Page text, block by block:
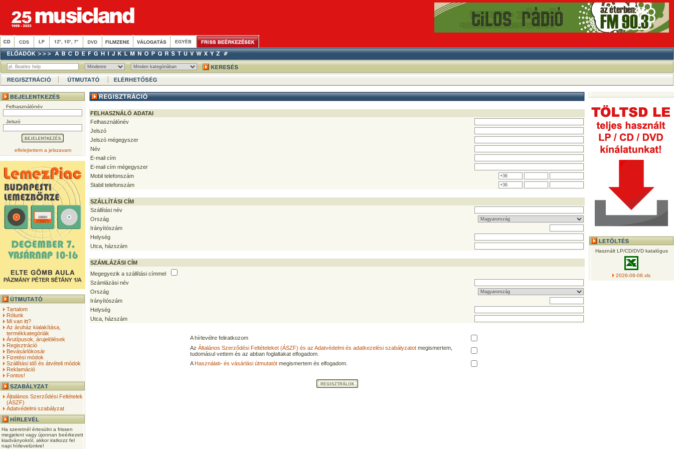
Felhasználónév
Jelszó
elfelejtettem a jelszavam
Tartalom
Rólunk
Mi van itt?
Az áruház kialakítása,
termékkategóriák
Árutípusok, árujelölések
Regisztráció
Bevásárlókosár
Fizetési módok
Szállítási idő és átvételi módok
Reklamáció
Fontos!
Általános Szerződési Feltételek
(ÁSZF)
Adatvédelmi szabályzat
Ha szeretnél értesülni a frissen
megjelent vagy újonnan beérkezett
kiadványokról, akkor iratkozz fel
napi hírlevelünkre!
FELHASZNÁLÓ ADATAI
Felhasználónév
Jelszó
Jelszó mégegyszer
Név
E-mail cím
E-mail cím mégegyszer
Mobil telefonszám
Stabil telefonszám
SZÁLLÍTÁSI CÍM
Szállítási név
Ország
Irányítószám
Helység
Utca, házszám
SZÁMLÁZÁSI CÍM
Megegyezik a szállítási címmel
Számlázási név
Ország
Irányítószám
Helység
Utca, házszám
A hírlevélre feliratkozom
Az Általános Szerződési Feltételeket (ÁSZF) és az Adatvédelmi és adatkezelési szabályzatot megismertem,
tudomásul vettem és az abban foglaltakat elfogadom.
AHasználati- és vásárlási útmutatót megismertem és elfogadom.
Használt LP/CD/DVD katalógus
2026-08-08.xls